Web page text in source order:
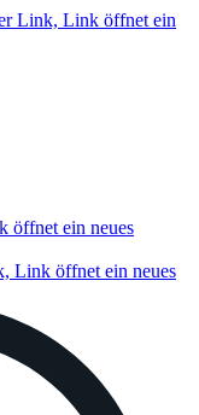
Link, Link öffnet ein
öffnet ein neues
Link öffnet ein neues